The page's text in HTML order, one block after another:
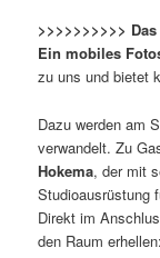
>>>>>>>>>>
Ein mobiles
zu uns und bietet
Dazu werden am
verwandelt. Zu
Hokema, der mit
Studioausrüstung
Direkt im
den Raum